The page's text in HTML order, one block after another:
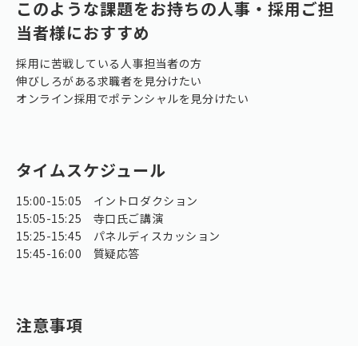
このような課題をお持ちの人事・採用ご担
当者様におすすめ
採用に苦戦している人事担当者の方
伸びしろがある求職者を見分けたい
オンライン採用でポテンシャルを見分けたい
タイムスケジュール
15:00-15:05 イントロダクション
15:05-15:25 寺口氏ご講演
15:25-15:45 パネルディスカッション
15:45-16:00 質疑応答
注意事項